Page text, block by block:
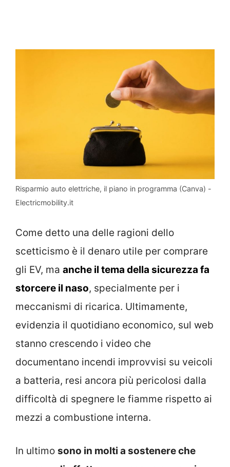
Risparmio auto elettriche, il piano in programma (Canva) -
Electricmobility.it
Come detto una delle ragioni dello
scetticismo è il denaro utile per comprare
gli EV, ma anche il tema della sicurezza fa
storcere il naso, specialmente per i
meccanismi di ricarica. Ultimamente,
evidenzia il quotidiano economico, sul web
stanno crescendo i video che
documentano incendi improvvisi su veicoli
a batteria, resi ancora più pericolosi dalla
difficoltà di spegnere le fiamme rispetto ai
mezzi a combustione interna.
In ultimo sono in molti a sostenere che